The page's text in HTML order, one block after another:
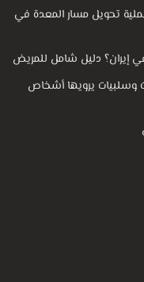
تحويل مسار المعدة في
إيران؟ دليل شامل للمريض
وسلبيات يرويها أشخاص